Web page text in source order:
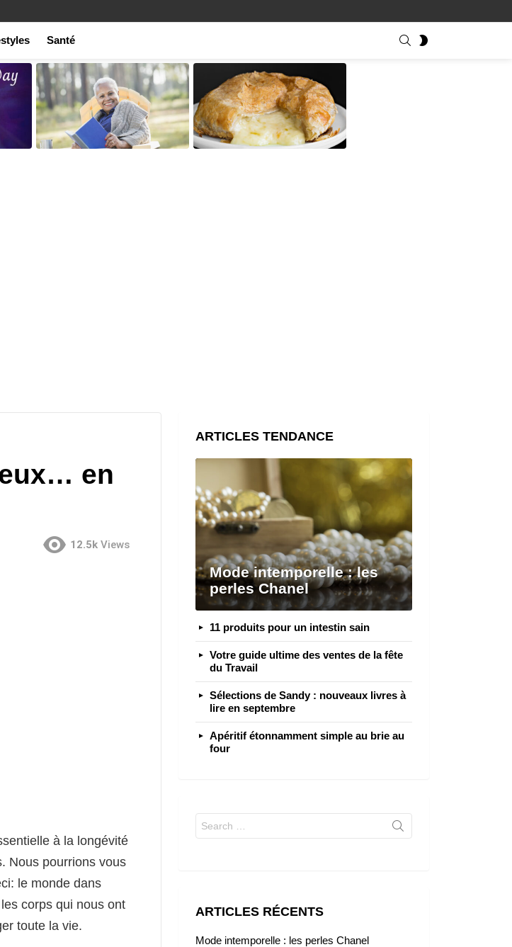
Santé SEARCH
en
12.5k Views
à la longévité
Nous pourrions vous
le monde dans
corps qui nous ont
toute la vie.
ARTICLES TENDANCE
Mode intemporelle : les
perles Chanel
11 produits pour un intestin sain
Votre guide ultime des ventes de la fête
du Travail
Sélections de Sandy : nouveaux livres à
lire en septembre
Apéritif étonnamment simple au brie au
four
for:
ARTICLES RÉCENTS
Mode intemporelle : les perles Chanel